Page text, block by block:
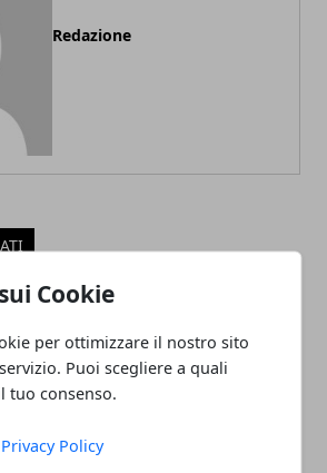
Cookie
per ottimizzare il nostro sito
Puoi scegliere a quali
tuo consenso.
Privacy Policy
Redazione